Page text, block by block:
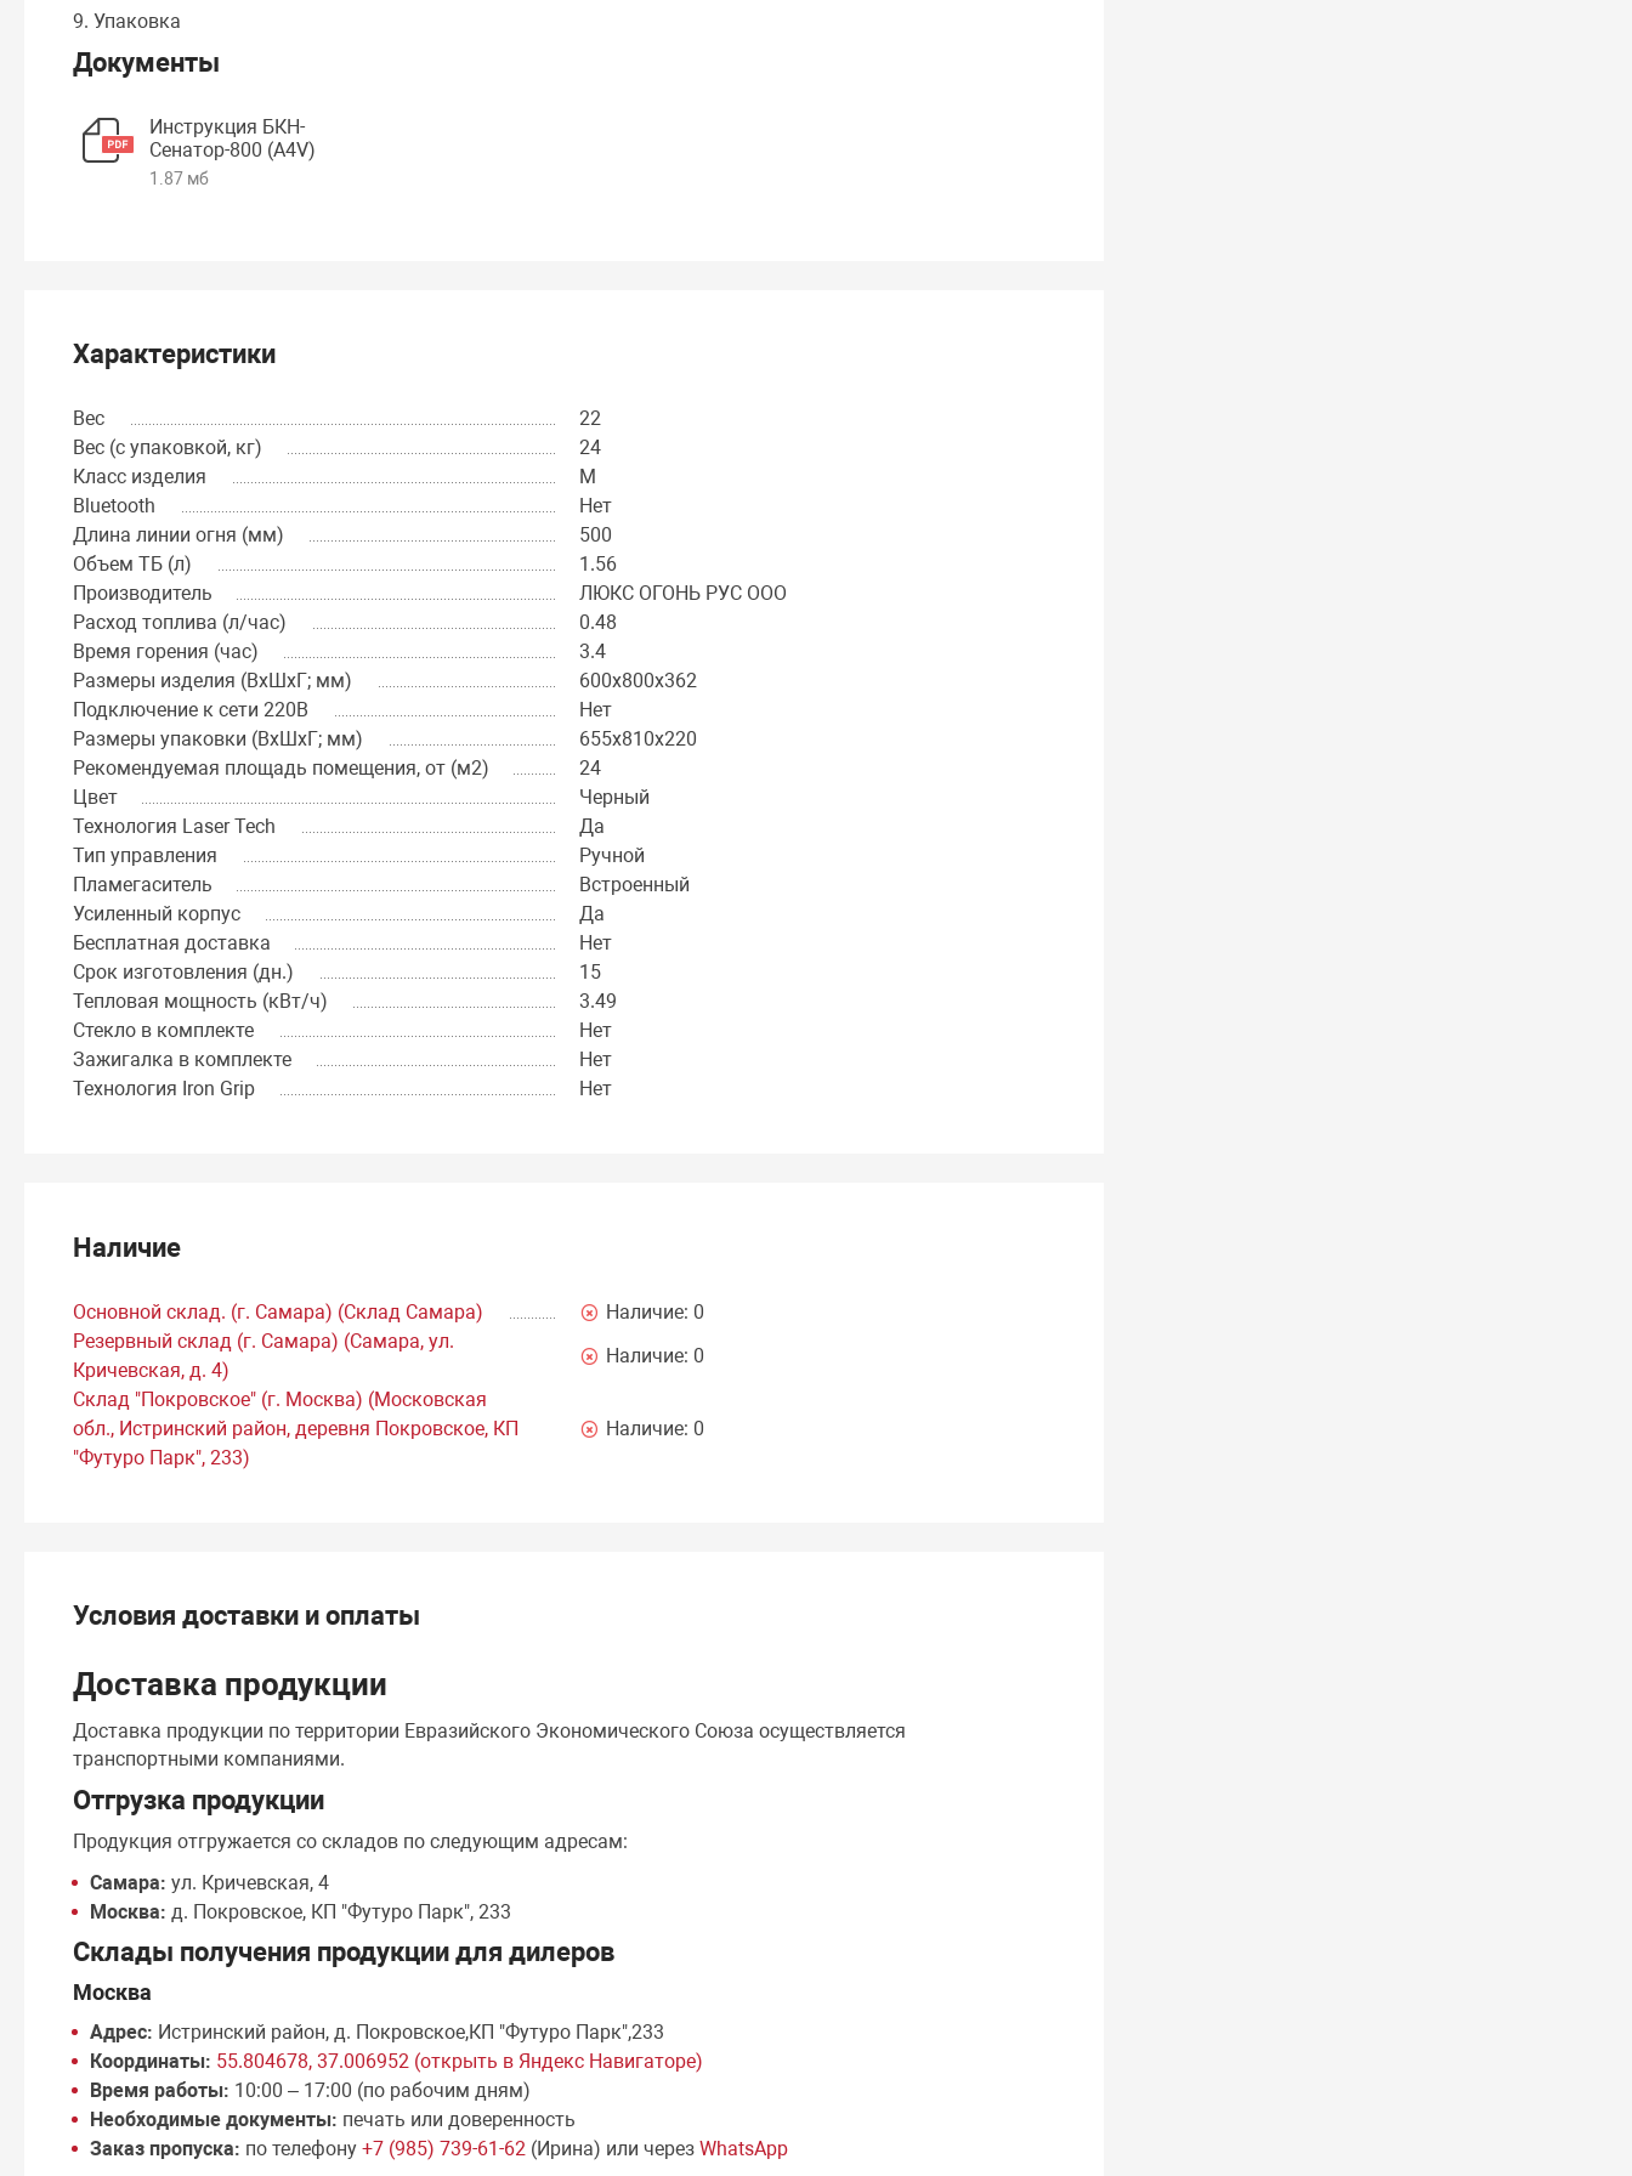
9. Упаковка
Документы
Инструкция БКН-
Сенатор-800 (А4V)
1.87 мб
Характеристики
Вес
22
Вес (с упаковкой, кг)
24
Класс изделия
M
Bluetooth
Нет
Длина линии огня (мм)
500
Объем ТБ (л)
1.56
Производитель
ЛЮКС ОГОНЬ РУС ООО
Расход топлива (л/час)
0.48
Время горения (час)
3.4
Размеры изделия (ВхШхГ; мм)
600х800х362
Подключение к сети 220В
Нет
Размеры упаковки (ВхШхГ; мм)
655х810х220
Рекомендуемая площадь помещения, от (м2)
24
Цвет
Черный
Технология Laser Tech
Да
Тип управления
Ручной
Пламегаситель
Встроенный
Усиленный корпус
Да
Бесплатная доставка
Нет
Срок изготовления (дн.)
15
Тепловая мощность (кВт/ч)
3.49
Стекло в комплекте
Нет
Зажигалка в комплекте
Нет
Технология Iron Grip
Нет
Наличие
Основной склад. (г. Самара) (Склад Самара) Наличие: 0
Резервный склад (г. Самара) (Самара, ул.
Кричевская, д. 4)
Наличие: 0
Склад "Покровское" (г. Москва) (Московская
обл., Истринский район, деревня Покровское, КП
"Футуро Парк", 233)
Наличие: 0
Условия доставки и оплаты
Доставка продукции
Доставка продукции по территории Евразийского Экономического Союза осуществляется
транспортными компаниями.
Отгрузка продукции
Продукция отгружается со складов по следующим адресам:
Самара: ул. Кричевская, 4
Москва: д. Покровское, КП "Футуро Парк", 233
Склады получения продукции для дилеров
Москва
Адрес: Истринский район, д. Покровское,КП "Футуро Парк",233
Координаты: 55.804678, 37.006952 (открыть в Яндекс Навигаторе)
Время работы: 10:00 – 17:00 (по рабочим дням)
Необходимые документы: печать или доверенность
Заказ пропуска: по телефону+7 (985) 739-61-62 (Ирина) или черезWhatsApp